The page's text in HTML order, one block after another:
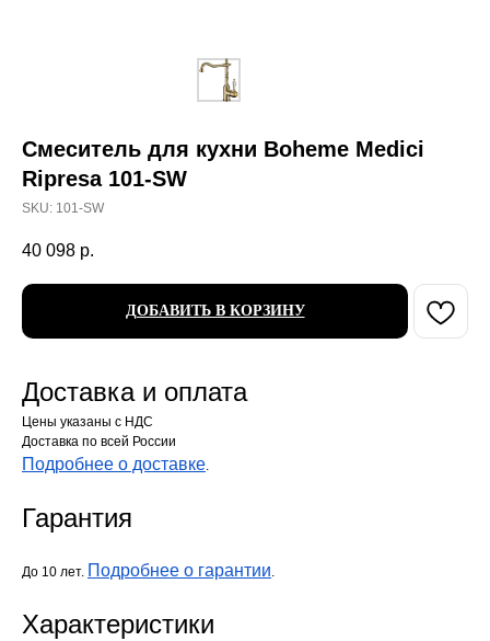
Смеситель для кухни Boheme Medici
Ripresa 101-SW
SKU: 101-SW
40 098 р.
ДОБАВИТЬ В КОРЗИНУ
Доставка и оплата
Цены указаны с НДС
Доставка по всей России
Подробнее о доставке.
Гарантия
До 10 лет. Подробнее о гарантии.
Характеристики